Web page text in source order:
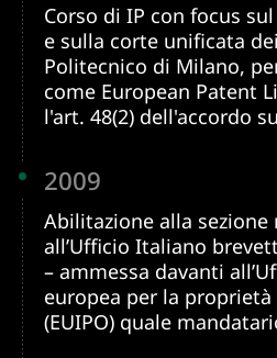
Corso di IP con focus
e sulla corte unificata
Politecnico di Milano,
come European Patent
l'art. 48(2) dell'accordo
2009
Abilitazione alla
all’Ufficio Italiano
– ammessa davanti
europea per la
(EUIPO) quale